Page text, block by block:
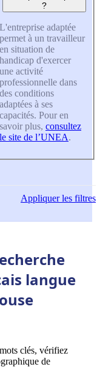
?
L'entreprise adaptée
permet à un travailleur
en situation de
handicap d'exercer
une activité
professionnelle dans
des conditions
adaptées à ses
capacités. Pour en
savoir plus, consultez
le site de l’UNEA.
Appliquerles filtres
langue
clés, vérifiez
de